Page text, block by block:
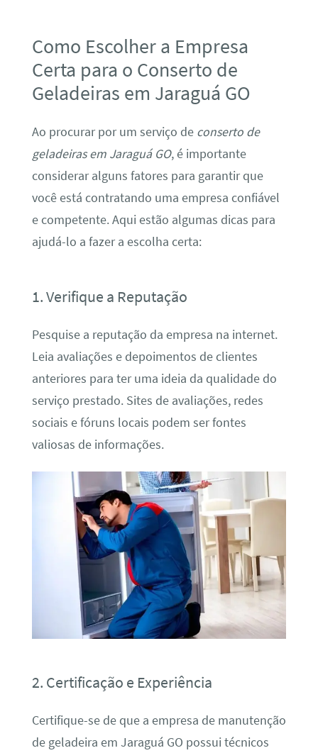
Como Escolher a Empresa
Certa para o Conserto de
Geladeiras em Jaraguá GO
Ao procurar por um serviço de conserto de
geladeiras em Jaraguá GO, é importante
considerar alguns fatores para garantir que
você está contratando uma empresa confiável
e competente. Aqui estão algumas dicas para
ajudá-lo a fazer a escolha certa:
1. Verifique a Reputação
Pesquise a reputação da empresa na internet.
Leia avaliações e depoimentos de clientes
anteriores para ter uma ideia da qualidade do
serviço prestado. Sites de avaliações, redes
sociais e fóruns locais podem ser fontes
valiosas de informações.
2. Certificação e Experiência
Certifique-se de que a empresa de manutenção
de geladeira em Jaraguá GO possui técnicos